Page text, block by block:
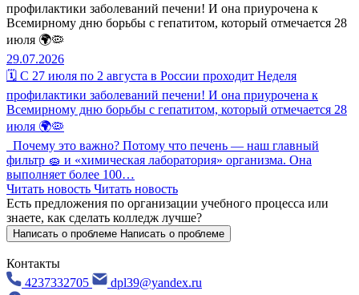
профилактики заболеваний печени! И она приурочена к
Всемирному дню борьбы с гепатитом, который отмечается 28
июля 🌍🦠
29.07.2026
🗓️ С 27 июля по 2 августа в России проходит Неделя
профилактики заболеваний печени! И она приурочена к
Всемирному дню борьбы с гепатитом, который отмечается 28
июля 🌍🦠
Почему это важно? Потому что печень — наш главный
фильтр 🧽 и «химическая лаборатория» организма. Она
выполняет более 100…
Читать новость Читать новость
Есть предложения по организации учебного процесса или
знаете, как сделать колледж лучше?
Написать о проблеме Написать о проблеме
Контакты
4237332705
dpl39@yandex.ru